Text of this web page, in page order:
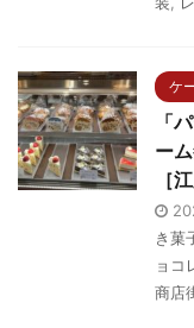
ケ
「
ー
［
き菓
ョコ
商店